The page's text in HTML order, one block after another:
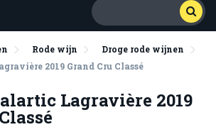
Rode wijn
Droge rode wijnen
2019 Grand Cru Classé
Lagravière 2019